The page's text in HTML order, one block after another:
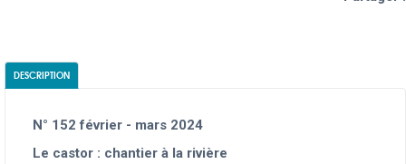
DESCRIPTION
N° 152 février - mars 2024
Le castor : chantier à la rivière